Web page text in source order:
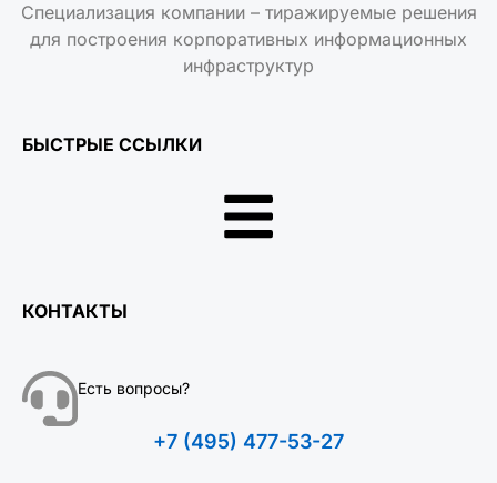
Специализация компании – тиражируемые решения
для построения корпоративных информационных
инфраструктур
БЫСТРЫЕ ССЫЛКИ
КОНТАКТЫ
Есть вопросы?
+7 (495) 477-53-27